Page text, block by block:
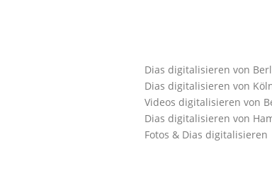
Dias digitalisieren von
Dias digitalisieren von
Videos digitalisieren von
Dias digitalisieren von
Fotos & Dias digitalisieren